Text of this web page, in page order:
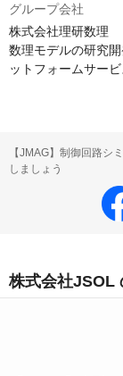
グループ会社
株式会社理研数理
数理モデルの研究
ットフォームサー
【JMAG】制御回路シ
しましょう
株式会社JSOL